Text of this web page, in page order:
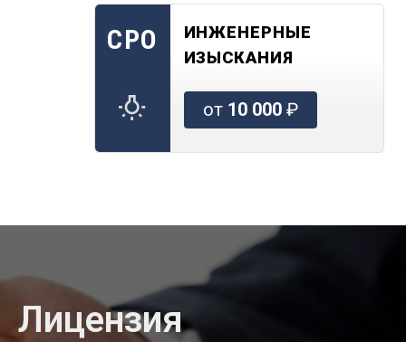
СРО
ИНЖЕНЕРНЫЕ
ИЗЫСКАНИЯ
от 10 000₽
Лицензия